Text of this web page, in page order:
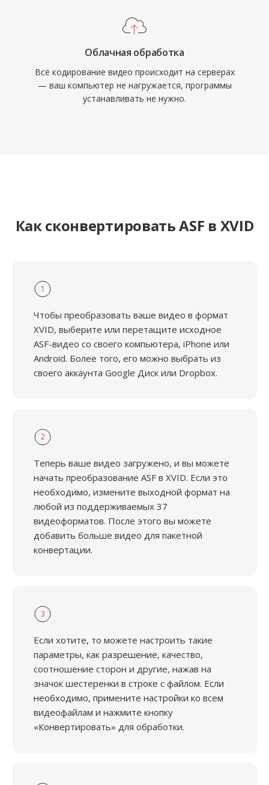
новые кодеки в значительной мере
заменили MPEG-4 ASP для нового
кодирования, Xvid продолжает
использоваться для совместимости со
старым оборудованием и в устаревших
медиаколлекциях.
Облачная обработка
Всё кодирование видео происходит на серверах
— ваш компьютер не нагружается, программы
устанавливать не нужно.
Как сконвертировать ASF в XVID
1
Чтобы преобразовать ваше видео в формат
XVID, выберите или перетащите исходное
ASF-видео со своего компьютера, iPhone или
Android. Более того, его можно выбрать из
своего аккаунта Google Диск или Dropbox.
2
Теперь ваше видео загружено, и вы можете
начать преобразование ASF в XVID. Если это
необходимо, измените выходной формат на
любой из поддерживаемых 37
видеоформатов. После этого вы можете
добавить больше видео для пакетной
конвертации.
3
Если хотите, то можете настроить такие
параметры, как разрешение, качество,
соотношение сторон и другие, нажав на
значок шестеренки в строке с файлом. Если
необходимо, примените настройки ко всем
видеофайлам и нажмите кнопку
«Конвертировать» для обработки.